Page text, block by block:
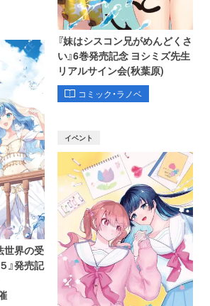
『妹はシスコン兄がめんどくさ
い』6巻発売記念 ヨシミズ先生
リアルサイン会(秋葉原)
コミック・ラノベ
世界の受
』発売記
イベント